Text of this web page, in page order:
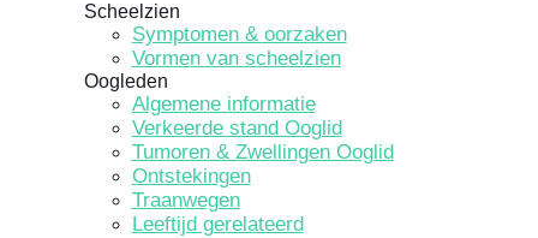
Scheelzien
Symptomen & oorzaken
Vormen van scheelzien
Oogleden
Algemene informatie
Verkeerde stand Ooglid
Tumoren & Zwellingen Ooglid
Ontstekingen
Traanwegen
Leeftijd gerelateerd